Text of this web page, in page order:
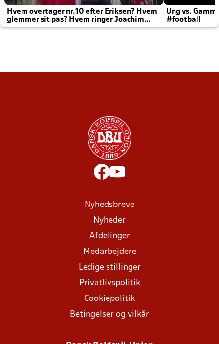
Hvem overtager nr.10 efter Eriksen? Hvem
glemmer sit pas? Hvem ringer Joachim
altid til efter kampe?
Ung vs.
#football
Nyhedsbreve
Nyheder
Afdelinger
Medarbejdere
Ledige stillinger
Privatlivspolitik
Cookiepolitik
Betingelser og vilkår